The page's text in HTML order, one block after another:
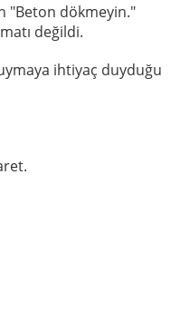
"Beton dökmeyin."
değildi.
ihtiyaç duyduğu